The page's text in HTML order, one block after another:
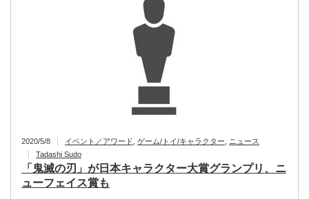
2020/5/8 イベント／アワード ゲーム/トイ/キャラクター
ニュース
Tadashi Sudo
「鬼滅の刃」が日本キャラクター大賞グランプリ、ニ
ューフェイス賞も